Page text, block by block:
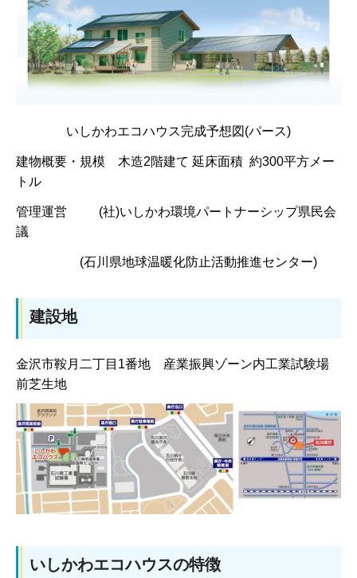
いしかわエコハウス完成予想図(パース)
建物概要・規模 木造2階建て 延床面積 約300平方メー
トル
管理運営 (社)いしかわ環境パートナーシップ県民会
議
(石川県地球温暖化防止活動推進センター)
建設地
金沢市鞍月二丁目1番地 産業振興ゾーン内工業試験場
前芝生地
いしかわエコハウスの特徴